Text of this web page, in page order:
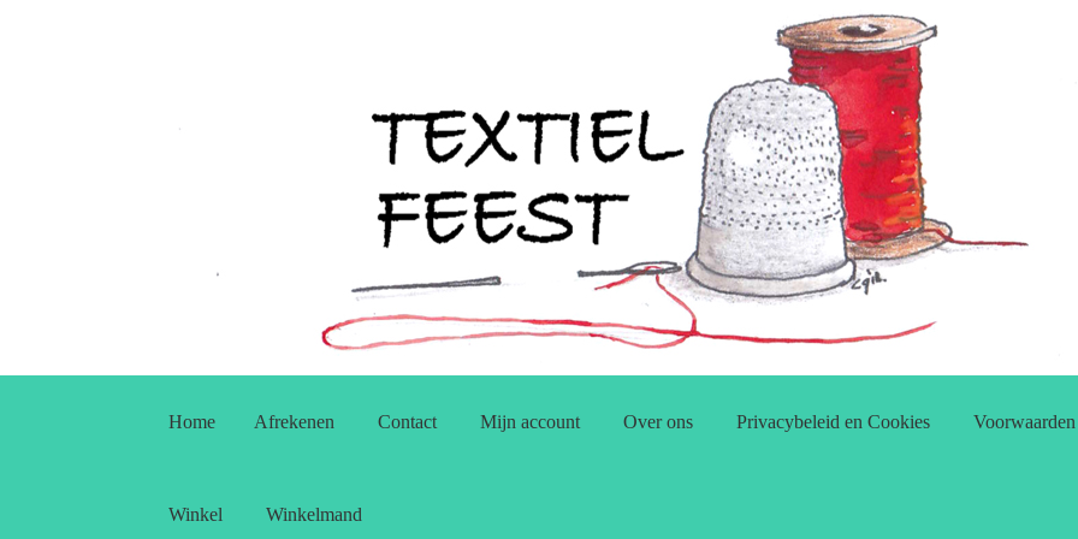
door
naar
Home Afrekenen Contact Mijn account Over ons Privacybeleid en Cookies Voorwaarden
Winkel Winkelmand